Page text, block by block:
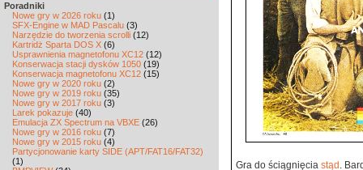
Poradniki
Nowe gry w 2026 roku (1)
SFX-Engine w MAD Pascalu (3)
Narzędzie do tworzenia scrolli (12)
Kartridż Sparta DOS X (6)
Usprawnienia magnetofonu XC12 (12)
Konserwacja stacji dysków 1050 (19)
Konserwacja magnetofonu XC12 (15)
Nowe gry w 2020 roku (2)
Nowe gry w 2019 roku (35)
Nowe gry w 2017 roku (3)
Larek pokazuje (40)
Emulacja ZX Spectrum na VBXE (26)
Nowe gry w 2016 roku (7)
Nowe gry w 2015 roku (4)
Partycjonowanie karty SIDE (APT/FAT16/FAT32)
(1)
Gra do ściągnięciastąd
.